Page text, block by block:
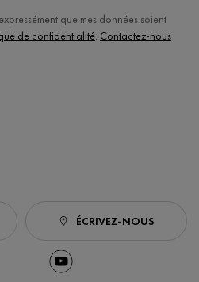
que mes données soient
de confidentialité Contactez-nous
ÉCRIVEZ-NOUS